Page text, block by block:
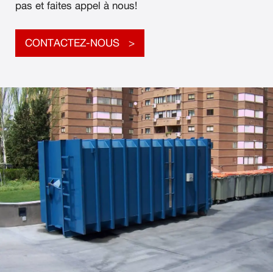
pas et faites appel à nous!
CONTACTEZ-NOUS